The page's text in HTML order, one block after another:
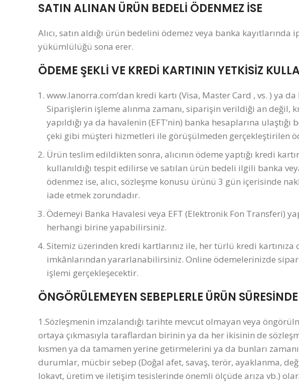
SATIN ALINAN ÜRÜN BEDELİ ÖDENMEZ İSE
Alıcı, satın aldığı ürün bedelini ödemez veya banka kayıtlarında
yükümlülüğü sona erer.
ÖDEME ŞEKLİ VE KREDİ KARTININ YETKİSİZ
www.lanorra.com’dan kredi kartı (Visa, Master Card , vs. ) ya
Siparişlerin işleme alınma zamanı, siparişin verildiği an değil,
yapıldığı ya da havalenin (EFT’nin) banka hesaplarına
çeki gibi müşteri hizmetleri ile görüşülmeden gerçekleştirilen
Ürün teslim edildikten sonra, alıcının ödeme yaptığı kredi
kullanıldığı tespit edilirse ve satılan ürün bedeli ilgili banka
ödenmez ise, alıcı, sözleşme konusu ürünü 3 gün içerisinde
iade etmek zorundadır.
Ödemeyi Banka Havalesi veya EFT (Elektronik Fon Transferi)
herhangi birine yapabilirsiniz.
Sitemiz üzerinden kredi kartlarınız ile, her türlü kredi
imkânlarından yararlanabilirsiniz. Online ödemelerinizde
işlemi gerçekleşecektir.
ÖNGÖRÜLEMEYEN SEBEPLERLE ÜRÜN
1.Sözleşmenin imzalandığı tarihte mevcut olmayan veya
ortaya çıkmasıyla taraflardan birinin ya da her ikisinin de
kısmen ya da tamamen yerine getirmelerini ya da bunları
durumlar, mücbir sebep (Doğal afet, savaş, terör, ayaklanma,
lokavt, üretim ve iletişim tesislerinde önemli ölçüde arıza vb.)